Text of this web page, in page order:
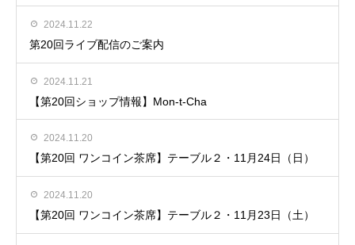
2024.11.22
第20回ライブ配信のご案内
2024.11.21
【第20回ショップ情報】Mon-t-Cha
2024.11.20
【第20回 ワンコイン茶席】テーブル２・11月24日（日）
2024.11.20
【第20回 ワンコイン茶席】テーブル２・11月23日（土）